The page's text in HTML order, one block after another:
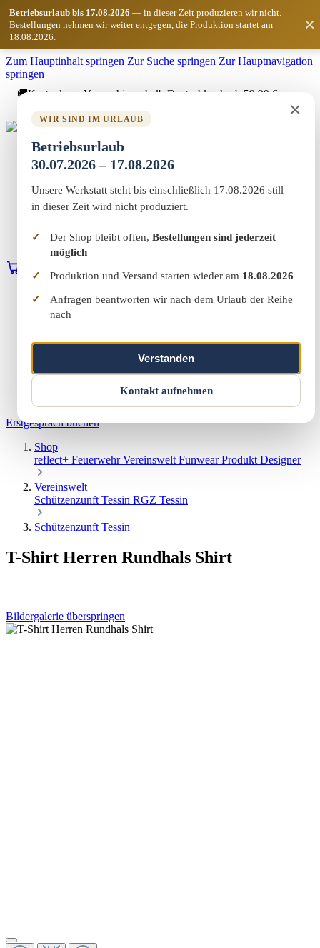
Zum Hauptinhalt springen Zur Suche springen Zur Hauptnavigation
springen
Betriebsurlaub bis 17.08.2026 — in dieser Zeit produzieren wir nicht.
Bestellungen nehmen wir weiter entgegen, die Produktion startet am
18.08.2026.
×
×
WIR SIND IM URLAUB
Betriebsurlaub
30.07.2026 – 17.08.2026
Unsere Werkstatt steht bis einschließlich 17.08.2026 still —
in dieser Zeit wird nicht produziert.
Der Shop bleibt offen, Bestellungen sind jederzeit
möglich
Produktion und Versand starten wieder am 18.08.2026
Anfragen beantworten wir nach dem Urlaub der Reihe
nach
Verstanden
Kontakt aufnehmen
🚚Kostenloser Versand innerhalb Deutschlands ab 59,90 €
Marketing-MV
Home
Shop
Vereinswelt
Reflect+
Kontakt
Warenkorb Erstgespräch buchen
Home
Marketing & Web
Reflect+
Über uns
Erstgespräch buchen
Shop
reflect+ FeuerwehrVereinswelt FunwearProdukt Designer
Vereinswelt
Schützenzunft Tessin RGZ Tessin
Schützenzunft Tessin
T-Shirt Herren Rundhals Shirt
Bildergalerie überspringen